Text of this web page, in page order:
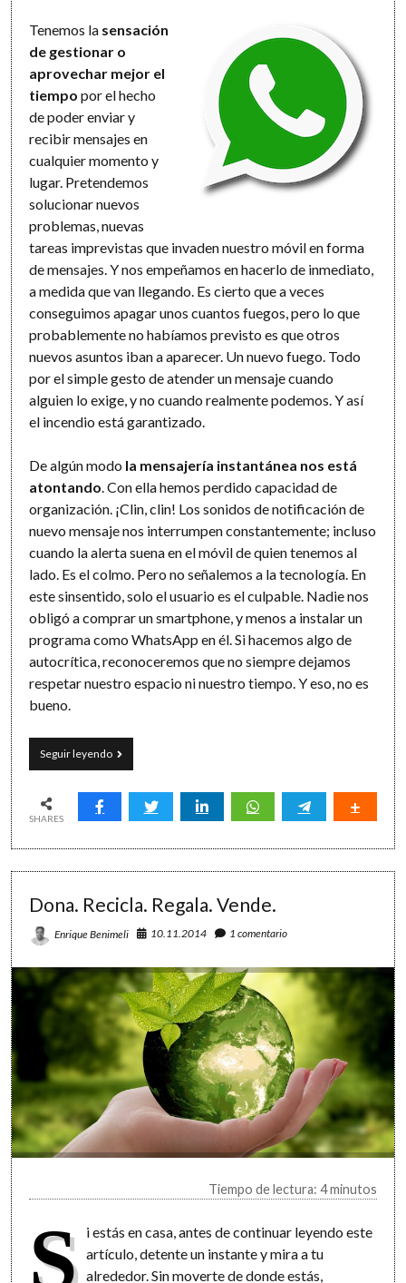
Tenemos la sensación
de gestionar o
aprovechar mejor el
tiempo por el hecho
de poder enviar y
recibir mensajes en
cualquier momento y
lugar. Pretendemos
solucionar nuevos
problemas, nuevas
tareas imprevistas que invaden nuestro móvil en forma
de mensajes. Y nos empeñamos en hacerlo de inmediato,
a medida que van llegando. Es cierto que a veces
conseguimos apagar unos cuantos fuegos, pero lo que
probablemente no habíamos previsto es que otros
nuevos asuntos iban a aparecer. Un nuevo fuego. Todo
por el simple gesto de atender un mensaje cuando
alguien lo exige, y no cuando realmente podemos. Y así
el incendio está garantizado.
De algún modo la mensajería instantánea nos está
atontando. Con ella hemos perdido capacidad de
organización. ¡Clin, clin! Los sonidos de notificación de
nuevo mensaje nos interrumpen constantemente; incluso
cuando la alerta suena en el móvil de quien tenemos al
lado. Es el colmo. Pero no señalemos a la tecnología. En
este sinsentido, solo el usuario es el culpable. Nadie nos
obligó a comprar un smartphone, y menos a instalar un
programa como WhatsApp en él. Si hacemos algo de
autocrítica, reconoceremos que no siempre dejamos
respetar nuestro espacio ni nuestro tiempo. Y eso, no es
bueno.
Seguir leyendoMensajería
instantánea
atonta
SHARES
Dona. Recicla. Regala. Vende.
Enrique Benimeli 10.11.2014 1 comentario
Tiempo de lectura: 4 minutos
S i estás en casa, antes de continuar leyendo este
artículo, detente un instante y mira a tu
alrededor. Sin moverte de donde estás,